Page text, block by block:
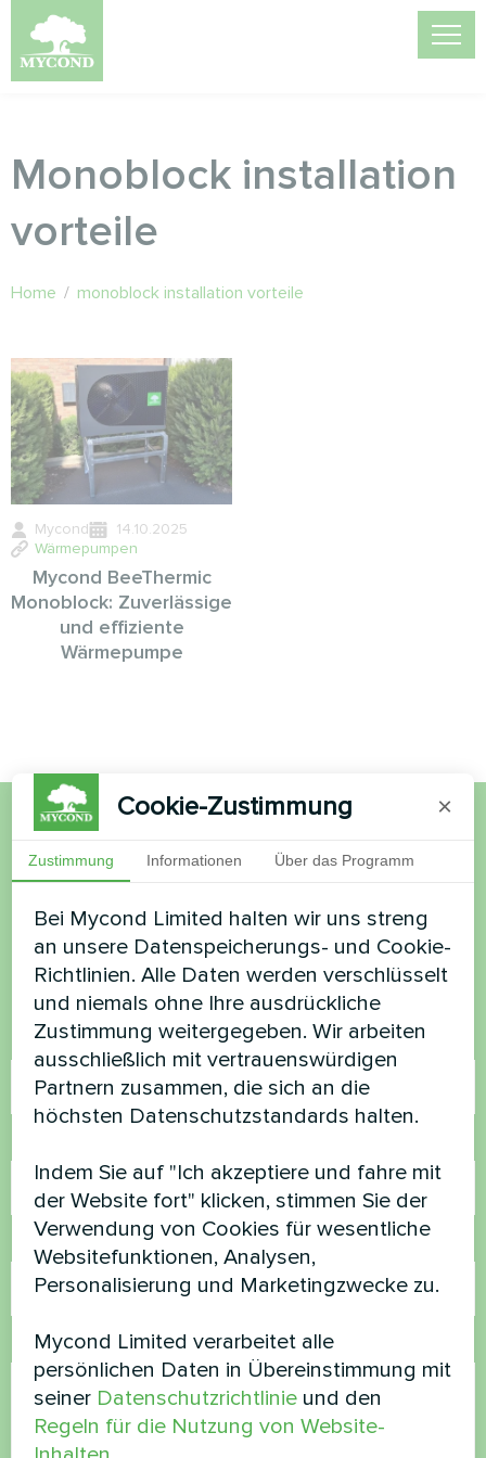
Monoblock installation
vorteile
Home / monoblock installation vorteile
Mycond
14.10.2025
Wärmepumpen
Mycond BeeThermic
Monoblock: Zuverlässige
und effiziente
Wärmepumpe
Möchten Sie kaufen oder
Kontaktieren Sie uns und wir werden Ihnen
helfen
Name
E-Mail
Kommentar
Cookie-Zustimmung ×
Zustimmung Informationen Über das Programm
Bei Mycond Limited halten wir uns streng
an unsere Datenspeicherungs- und Cookie-
Richtlinien. Alle Daten werden verschlüsselt
und niemals ohne Ihre ausdrückliche
Zustimmung weitergegeben. Wir arbeiten
ausschließlich mit vertrauenswürdigen
Partnern zusammen, die sich an die
höchsten Datenschutzstandards halten.
Indem Sie auf "Ich akzeptiere und fahre mit
der Website fort" klicken, stimmen Sie der
Verwendung von Cookies für wesentliche
Websitefunktionen, Analysen,
Personalisierung und Marketingzwecke zu.
Mycond Limited verarbeitet alle
persönlichen Daten in Übereinstimmung mit
seiner Datenschutzrichtlinie und den
Regeln für die Nutzung von Website-